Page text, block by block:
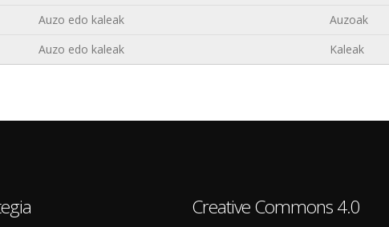
Auzo edo kaleak
Auzoak
Auzo edo kaleak Kaleak
Creative Commons 4.0